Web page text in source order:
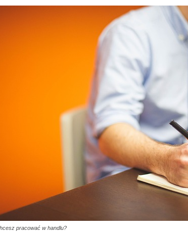
pracować w handlu?